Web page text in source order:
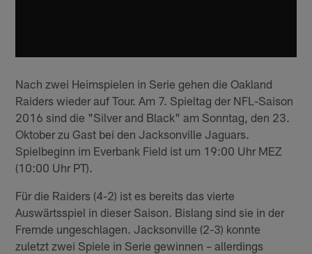
Nach zwei Heimspielen in Serie gehen die Oakland
Raiders wieder auf Tour. Am 7. Spieltag der NFL-Saison
2016 sind die "Silver and Black" am Sonntag, den 23.
Oktober zu Gast bei den Jacksonville Jaguars.
Spielbeginn im Everbank Field ist um 19:00 Uhr MEZ
(10:00 Uhr PT).
Für die Raiders (4-2) ist es bereits das vierte
Auswärtsspiel in dieser Saison. Bislang sind sie in der
Fremde ungeschlagen. Jacksonville (2-3) konnte
zuletzt zwei Spiele in Serie gewinnen – allerdings